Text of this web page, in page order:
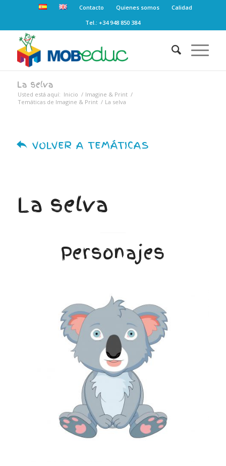
Contacto Quienes somos
Calidad
Tel.: +34 948 850 384
La selva
Usted está aquí: Inicio / Imagine & Print /
Temáticas de Imagine & Print / La selva
VOLVER A TEMÁTICAS
La selva
Personajes